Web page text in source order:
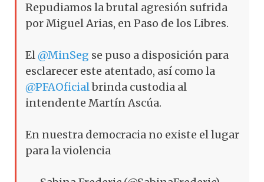
Repudiamos la brutal agresión sufrida
por Miguel Arias, en Paso de los Libres.
El@MinSeg se puso a disposición para
esclarecer este atentado, así como la
@PFAOficialbrinda custodia al
intendente Martín Ascúa.
En nuestra democracia no existe el lugar
para la violencia